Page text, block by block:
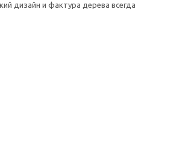
дизайн и фактура дерева всегда